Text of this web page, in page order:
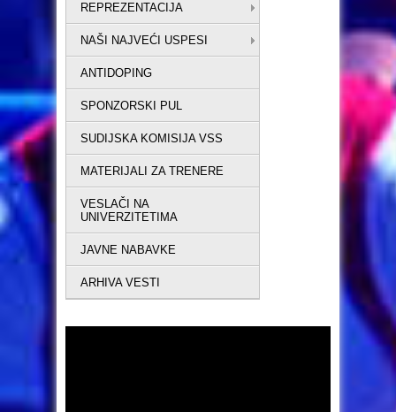
REPREZENTACIJA
NAŠI NAJVEĆI USPESI
ANTIDOPING
SPONZORSKI PUL
SUDIJSKA KOMISIJA VSS
MATERIJALI ZA TRENERE
VESLAČI NA
UNIVERZITETIMA
JAVNE NABAVKE
ARHIVA VESTI